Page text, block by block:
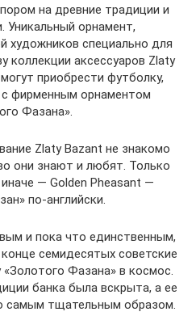
на древние традиции и
Уникальный орнамент,
художников специально для
коллекции аксессуаров Zlaty
приобрести футболку,
с фирменным орнаментом
Фазана».
Zlaty Bazant не знакомо
они знают и любят. Только
— Golden Pheasant —
по-английски.
и пока что единственным,
семидесятых советские
Фазана» в космос.
банка была вскрыта, а ее
самым тщательным образом.